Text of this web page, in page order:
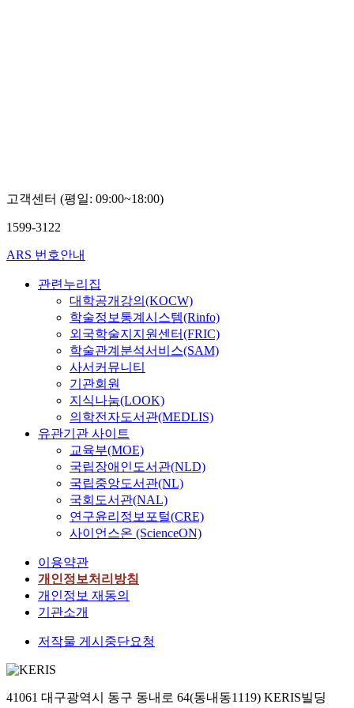
고객센터 (평일: 09:00~18:00)
1599-3122
ARS 번호안내
관련누리집
대학공개강의(KOCW)
학술정보통계시스템(Rinfo)
외국학술지지원센터(FRIC)
학술관계분석서비스(SAM)
사서커뮤니티
기관회원
지식나눔(LOOK)
의학전자도서관(MEDLIS)
유관기관 사이트
교육부(MOE)
국립장애인도서관(NLD)
국립중앙도서관(NL)
국회도서관(NAL)
연구윤리정보포털(CRE)
사이언스온 (ScienceON)
이용약관
개인정보처리방침
개인정보 재동의
기관소개
저작물 게시중단요청
41061 대구광역시 동구 동내로 64(동내동1119) KERIS빌딩